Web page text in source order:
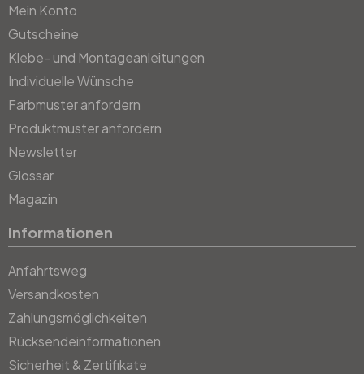
Mein Konto
Gutscheine
Klebe- und Montageanleitungen
Individuelle Wünsche
Farbmuster anfordern
Produktmuster anfordern
Newsletter
Glossar
Magazin
Informationen
Anfahrtsweg
Versandkosten
Zahlungsmöglichkeiten
Rücksendeinformationen
Sicherheit & Zertifikate